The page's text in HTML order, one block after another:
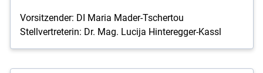
Vorsitzender: DI Maria Mader-Tschertou
Stellvertreterin: Dr. Mag. Lucija Hinteregger-Kassl